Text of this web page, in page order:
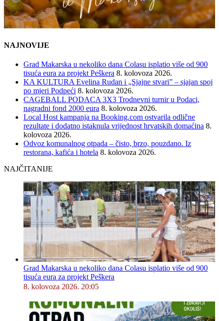
NAJNOVIJE
Grad Makarska u nekoliko dana Colasu isplatio više od 900
tisuća eura za projekt Peškera 8. kolovoza 2026.
KA KULTURA Evelina Rudan i „Sjajne stvari” – sjajan spoj
po mjeri Podpeći 8. kolovoza 2026.
CAGEBALL PODACA 3X3 Trodnevni turnir u Podaci,
nagradni fond 2000 eura 8. kolovoza 2026.
Local Host kampanja na Booking.com ostvarila odlične
rezultate i dodatno istaknula vrijednost hrvatskih domaćina 8.
kolovoza 2026.
Odvoz komunalnog otpada – čisto, brzo, pouzdano. Iz
restorana, kafića i hotela 8. kolovoza 2026.
NAJČITANIJE
Grad Makarska u nekoliko dana Colasu isplatio više od 900
tisuća eura za projekt Peškera
8. kolovoza 2026. 20:05